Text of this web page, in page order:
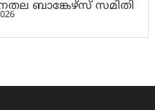
ബാങ്കേഴ്സ് സമിതി